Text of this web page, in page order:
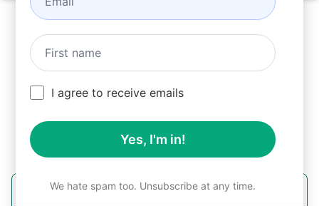
gratuitement après avoir installé l'AIPRM.
Prompt de personnage 3D Midjourney
I agree to receive emails
Yes, I'm in!
We hate spam too. Unsubscribe at any time.